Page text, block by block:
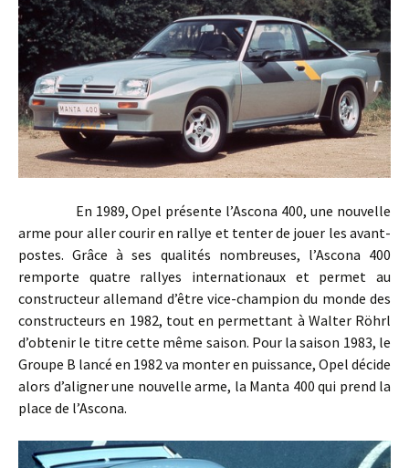
En 1989, Opel présente l’Ascona 400, une nouvelle
arme pour aller courir en rallye et tenter de jouer les avant-
postes. Grâce à ses qualités nombreuses, l’Ascona 400
remporte quatre rallyes internationaux et permet au
constructeur allemand d’être vice-champion du monde des
constructeurs en 1982, tout en permettant à Walter Röhrl
d’obtenir le titre cette même saison. Pour la saison 1983, le
Groupe B lancé en 1982 va monter en puissance, Opel décide
alors d’aligner une nouvelle arme, la Manta 400 qui prend la
place de l’Ascona.